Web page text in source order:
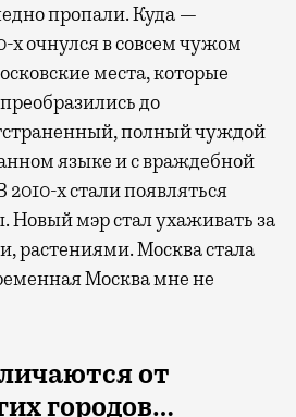
пропали. Куда —
х очнулся в совсем чужом
места, которые
до
полный чуждой
языке и с враждебной
х стали появляться
Новый мэр стал ухаживать за
растениями. Москва стала
Москва мне не
от
городов…